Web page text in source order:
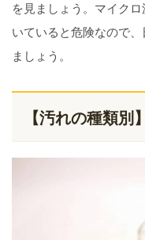
を見ましょう。マイク
いていると危険なので
ましょう。
【汚れの種類